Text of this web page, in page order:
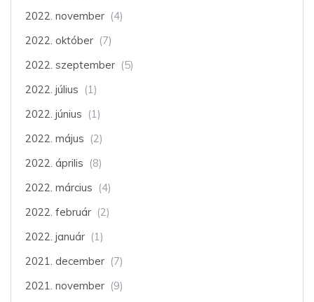
2022. november (4)
2022. október (7)
2022. szeptember (5)
2022. július (1)
2022. június (1)
2022. május (2)
2022. április (8)
2022. március (4)
2022. február (2)
2022. január (1)
2021. december (7)
2021. november (9)